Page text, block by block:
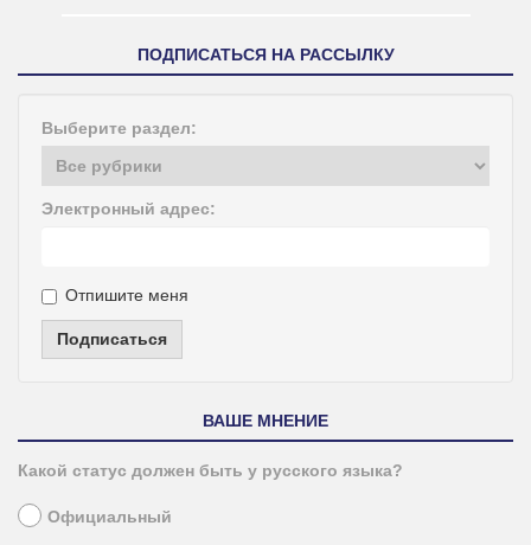
ПОДПИСАТЬСЯ НА РАССЫЛКУ
Выберите раздел:
Электронный адрес:
Отпишите меня
Подписаться
ВАШЕ МНЕНИЕ
Какой статус должен быть у русского языка?
Официальный